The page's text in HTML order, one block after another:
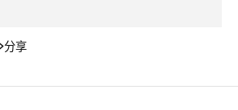
分享